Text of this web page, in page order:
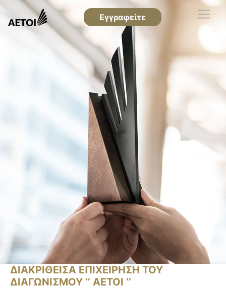
Εγγραφείτε
ΔΙΑΚΡΙΘΕΙΣΑ ΕΠΙΧΕΙΡΗΣΗ ΤΟΥ
ΔΙΑΓΩΝΙΣΜΟΥ ‘’ ΑΕΤΟΙ ‘’